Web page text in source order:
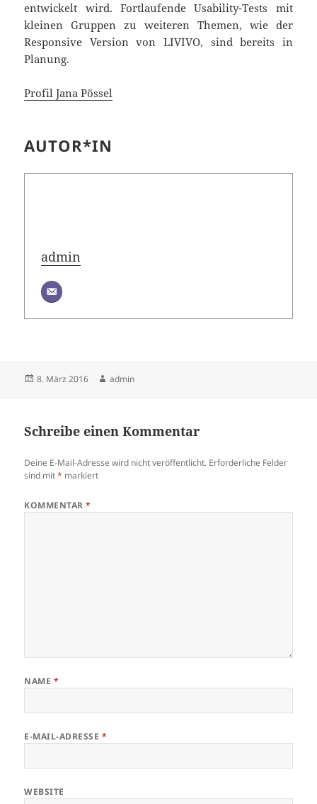
entwickelt wird. Fortlaufende Usability-Tests mit
kleinen Gruppen zu weiteren Themen, wie der
Responsive Version von LIVIVO, sind bereits in
Planung.
Profil Jana Pössel
AUTOR*IN
admin
Veröffentlicht
8. März 2016 Autor
admin
Schreibe einen Kommentar
Deine E-Mail-Adresse wird nicht veröffentlicht. Erforderliche Felder
sind mit* markiert
KOMMENTAR*
NAME *
E-MAIL-ADRESSE *
WEBSITE